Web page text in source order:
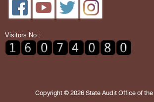
แผนพัฒนาทรัพยากรบุคคล
ธรรมจรรยา
Visitors No :
Copyright © 2026 State Audit Office of